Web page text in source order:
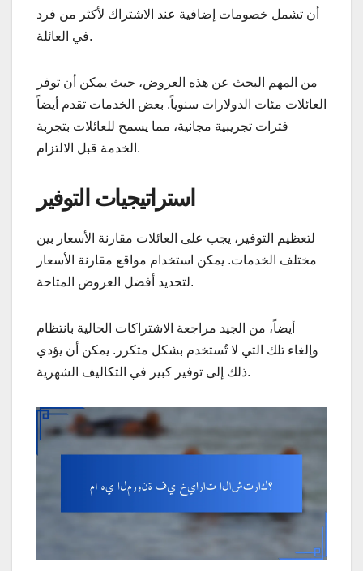
أن تشمل خصومات إضافية عند الاشتراك لأكثر من فرد
في العائلة.
من المهم البحث عن هذه العروض، حيث يمكن أن توفر
العائلات مئات الدولارات سنوياً. بعض الخدمات تقدم أيضاً
فترات تجريبية مجانية، مما يسمح للعائلات بتجربة
الخدمة قبل الالتزام.
استراتيجيات التوفير
لتعظيم التوفير، يجب على العائلات مقارنة الأسعار بين
مختلف الخدمات. يمكن استخدام مواقع مقارنة الأسعار
لتحديد أفضل العروض المتاحة.
أيضاً، من الجيد مراجعة الاشتراكات الحالية بانتظام
وإلغاء تلك التي لا تُستخدم بشكل متكرر. يمكن أن يؤدي
ذلك إلى توفير كبير في التكاليف الشهرية.